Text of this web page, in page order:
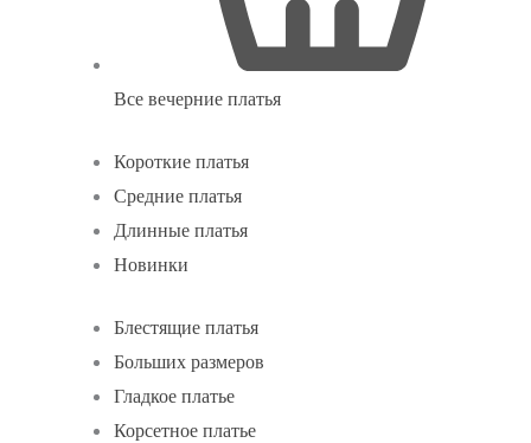
Все вечерние платья
Короткие платья
Средние платья
Длинные платья
Новинки
Блестящие платья
Больших размеров
Гладкое платье
Корсетное платье